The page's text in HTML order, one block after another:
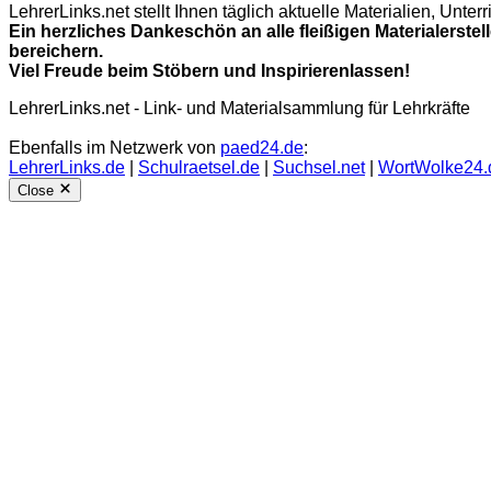
LehrerLinks.net stellt Ihnen täglich aktuelle Materialien,
Ein herzliches Dankeschön an alle fleißigen
bereichern.
Viel Freude beim Stöbern und Inspirierenlassen!
LehrerLinks.net - Link- und Materialsammlung für Lehrkräfte
Ebenfalls im Netzwerk von paed24.de:
LehrerLinks.de
Schulraetsel.de Suchsel.net|
Close